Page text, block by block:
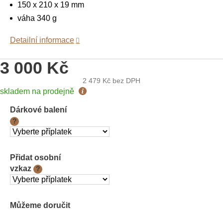
3 000 Kč
2 479 Kč bez DPH
Měrná
skladem na prodejně
Dárkové balení
?
Přidat osobní
vzkaz
?
Můžeme doručit
150 x 210 x 19 mm
váha 340 g
Detailní informace